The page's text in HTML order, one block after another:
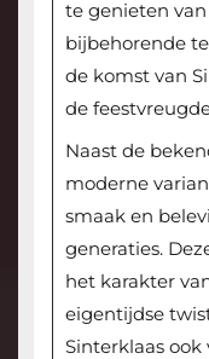
te genieten
bijbehorende
de komst van
de
Naast de
moderne
smaak en
generaties.
het karakter
eigentijdse
Sinterklaas